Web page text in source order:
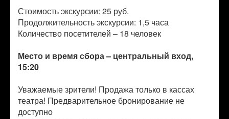
Стоимость экскурсии: 25 руб.
Продолжительность экскурсии: 1,5 часа
Количество посетителей – 18 человек
Место и время сбора – центральный вход,
15:20
Уважаемые зрители! Продажа только в кассах
театра! Предварительное бронирование не
доступно